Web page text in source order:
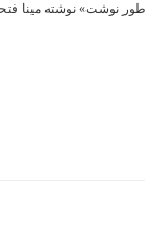
نوشت» نوشته مینا